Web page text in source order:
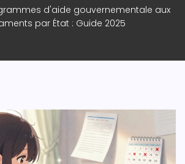
d'aide gouvernementale aux
par État : Guide 2025